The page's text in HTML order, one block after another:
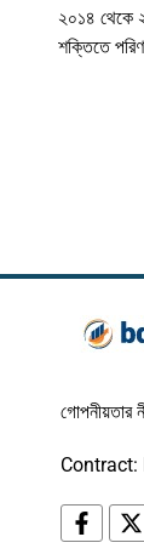
২০১৪ থেকে
শক্তিতে
গোপনীয়তার
Contract: